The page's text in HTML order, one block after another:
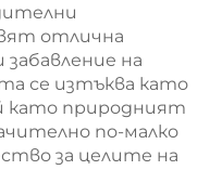
отлична
на
се изтъква като
като природният
по-малко
за целите на